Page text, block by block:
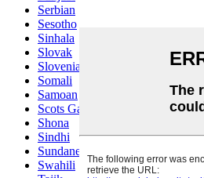
Serbian
Sesotho
Sinhala
Slovak
Slovenian
Somali
Samoan
Scots Gaelic
Shona
Sindhi
Sundanese
Swahili